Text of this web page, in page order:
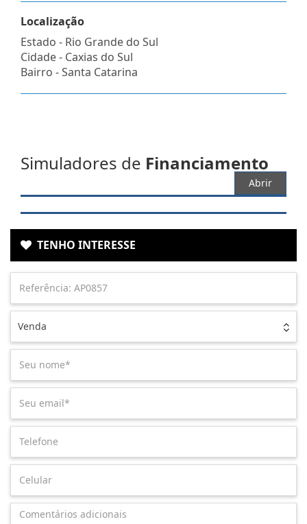
Localização
Estado - Rio Grande do Sul
Cidade - Caxias do Sul
Bairro -Santa Catarina
Simuladores de Financiamento
Abrir
TENHO INTERESSE
Venda